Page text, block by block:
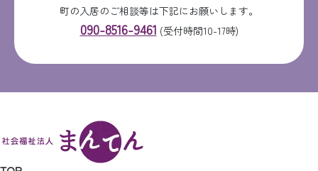
町の入居のご相談等は下記にお願いします。
090-8516-9461 (受付時間10-17時)